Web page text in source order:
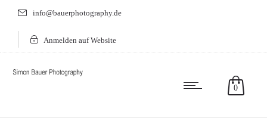
info@bauerphotography.de
Anmelden auf Website
0